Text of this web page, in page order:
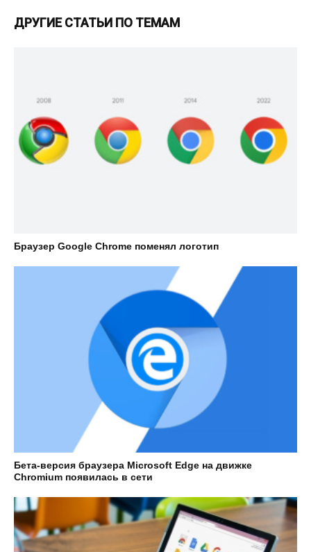
ДРУГИЕ СТАТЬИ ПО ТЕМАМ
Браузер Google Chrome поменял логотип
Бета-версия браузера Microsoft Edge на движке
Chromium появилась в сети